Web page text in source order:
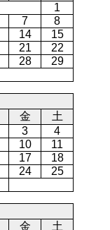
1
7
8
14
15
21
22
28
29
金
土
3
4
10
11
17
18
24
25
金 土